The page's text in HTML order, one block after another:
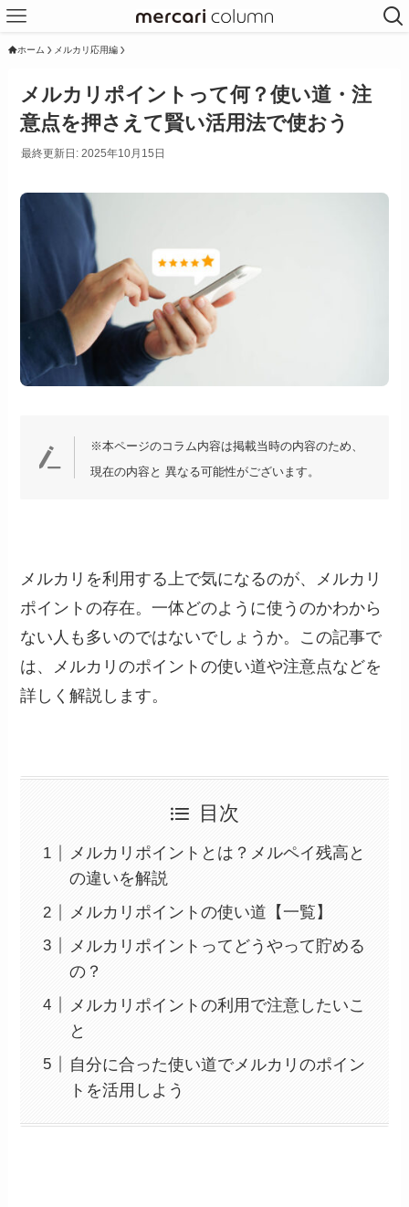
ホーム メルカリ応用編
メルカリポイントって何？使い道・注
意点を押さえて賢い活用法で使おう
最終更新日: 2025年10月15日
※本ページのコラム内容は掲載当時の内容のため、
現在の内容と 異なる可能性がございます。
メルカリを利用する上で気になるのが、メルカリ
ポイントの存在。一体どのように使うのかわから
ない人も多いのではないでしょうか。この記事で
は、メルカリのポイントの使い道や注意点などを
詳しく解説します。
目次
メルカリポイントとは？メルペイ残高と
の違いを解説
メルカリポイントの使い道【一覧】
メルカリポイントってどうやって貯める
の？
メルカリポイントの利用で注意したいこ
と
自分に合った使い道でメルカリのポイン
トを活用しよう